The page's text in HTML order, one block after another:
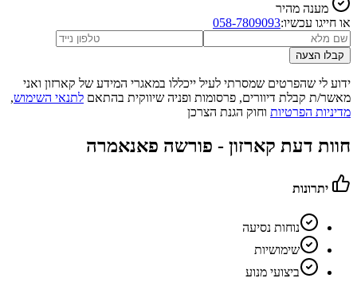
מענה מהיר
או חייגו עכשיו:058-7809093
קבלו הצעה
ידוע לי שהפרטים שמסרתי לעיל ייכללו במאגרי המידע של קארזון ואני
מאשר/ת קבלת דיוורים, פרסומות ופניה שיווקית בהתאם לתנאי השימוש,
מדיניות הפרטיות וחוק הגנת הצרכן
חוות דעת קארזון - פורשה פאנאמרה
יתרונות
נוחות נסיעה
שימושיות
ביצועי מנוע